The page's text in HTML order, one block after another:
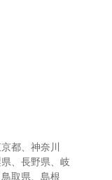
都、神奈川
、長野県、岐
取県、島根